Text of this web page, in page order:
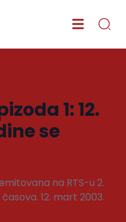
1: 12.
se
na RTS-u 2.
12. mart 2003.